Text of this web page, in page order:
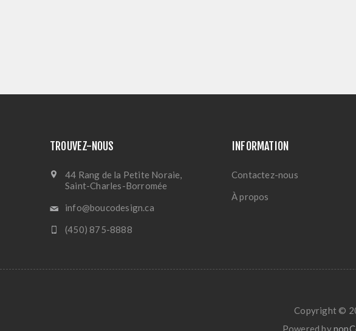
TROUVEZ-NOUS
44 Rang de la Petite Noraie,
Saint-Charles-Borromée
info@boucodesign.ca
(450) 875-8888
INFORMATION
Contactez-nous
À propos
Copyright ©
Powered by